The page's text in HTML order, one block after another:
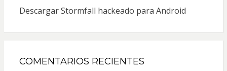
Descargar Stormfall hackeado para Android
COMENTARIOS RECIENTES